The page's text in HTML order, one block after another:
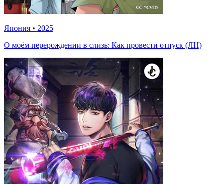
Япония • 2025
О моём перерождении в слизь: Как провести отпуск (ЛН)